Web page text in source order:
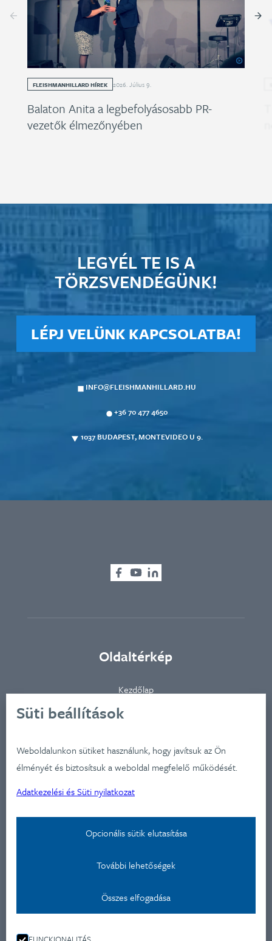
Süti beállítások
Weboldalunkon sütiket használunk, hogy javítsuk az Ön
élményét és biztosítsuk a weboldal megfelelő működését.
Adatkezelési és Süti nyilatkozat
Opcionális sütik elutasítása
További lehetőségek
Összes elfogadása
FLEISHMANHILLARD HÍREK 2026. Július9.
Balaton Anita a legbefolyásosabb PR-
vezetők élmezőnyében
LEGYÉL TE IS A
TÖRZSVENDÉGÜNK!
LÉPJ VELÜNK KAPCSOLATBA!
INFO@FLEISHMANHILLARD.HU
+36 70 477 4650
1037 BUDAPEST, MONTEVIDEO U 9.
Oldaltérkép
Kapcsolat
Kezdőlap
Ügynökségünkről
Iparágak
Szolgátatásaink
Képzéseink
Adatkezelési nyilatkozat